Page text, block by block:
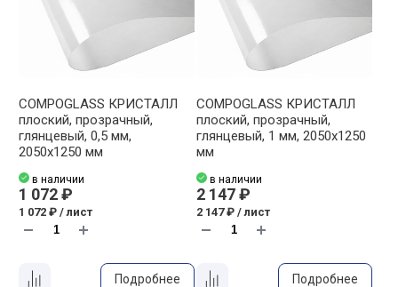
COMPOGLASS КРИСТАЛЛ
плоский, прозрачный,
глянцевый, 0,5 мм,
2050х1250 мм
в наличии
1 072 ₽
1 072 ₽ / лист
Подробнее
COMPOGLASS КРИСТАЛЛ
плоский, прозрачный,
глянцевый, 1 мм, 2050х1250
мм
в наличии
2 147 ₽
2 147 ₽ / лист
Подробнее